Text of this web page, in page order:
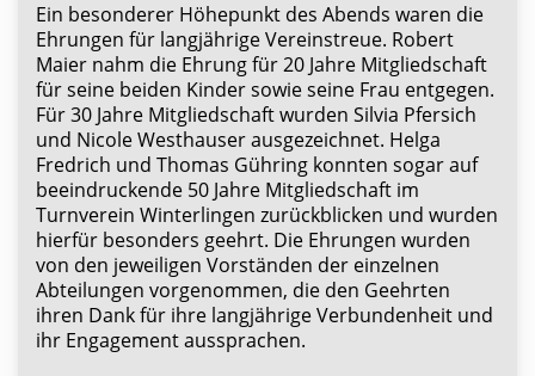
Ein besonderer Höhepunkt des Abends waren die
Ehrungen für langjährige Vereinstreue. Robert
Maier nahm die Ehrung für 20 Jahre Mitgliedschaft
für seine beiden Kinder sowie seine Frau entgegen.
Für 30 Jahre Mitgliedschaft wurden Silvia Pfersich
und Nicole Westhauser ausgezeichnet. Helga
Fredrich und Thomas Gühring konnten sogar auf
beeindruckende 50 Jahre Mitgliedschaft im
Turnverein Winterlingen zurückblicken und wurden
hierfür besonders geehrt. Die Ehrungen wurden
von den jeweiligen Vorständen der einzelnen
Abteilungen vorgenommen, die den Geehrten
ihren Dank für ihre langjährige Verbundenheit und
ihr Engagement aussprachen.